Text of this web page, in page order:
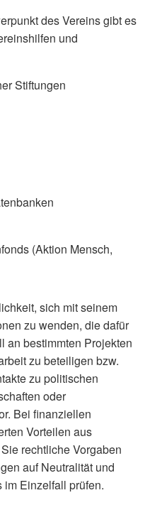
des Vereins gibt es
und
Stiftungen
(Aktion Mensch,
sich mit seinem
zu wenden, die dafür
an bestimmten Projekten
zu beteiligen bzw.
zu politischen
oder
Bei finanziellen
Vorteilen aus
rechtliche Vorgaben
auf Neutralität und
Einzelfall prüfen.